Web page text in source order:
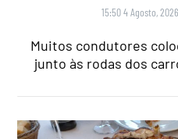
15:50 4 Agosto, 2026
Muitos condutores
junto às rodas dos